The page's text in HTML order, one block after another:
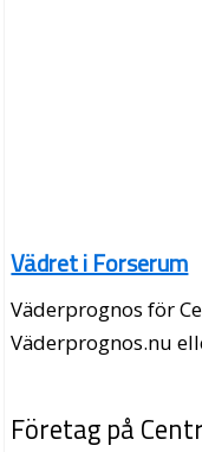
Vädret i Forserum
Väderprognos för
Väderprognos.nu
Företag på